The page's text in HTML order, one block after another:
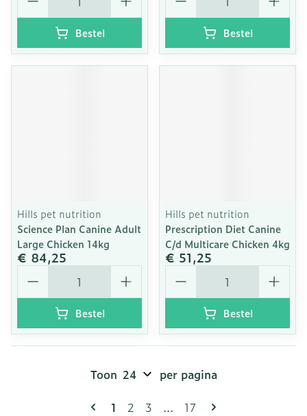
Bestel Bestel
Hills pet nutrition
Science Plan Canine Adult
Large Chicken 14kg
€ 84,25
Aantal
Bestel
Hills pet nutrition
Prescription Diet Canine
C/d Multicare Chicken 4kg
€ 51,25
Aantal
Bestel
Pagina's
U lees momenteel pagina
1 Pagina
2 Pagina
3 ... Pagina
17
Toon per pagina